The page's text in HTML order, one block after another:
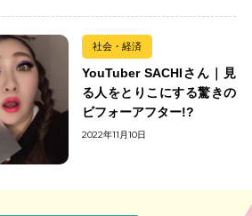
社会・経済
YouTuber SACHIさん｜見
る人をとりこにする驚きの
ビフォーアフター!?
2022年11月10日